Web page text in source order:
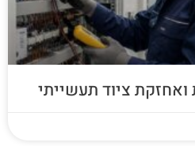
ציוד תעשייתי